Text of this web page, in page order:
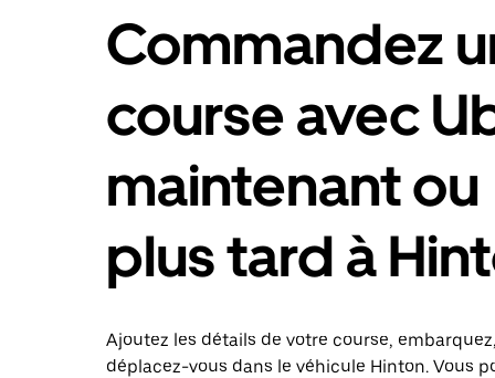
Commandez
course avec
maintenant ou
plus tard à
Ajoutez les détails de votre course,
déplacez-vous dans le véhicule Hinton. Vous